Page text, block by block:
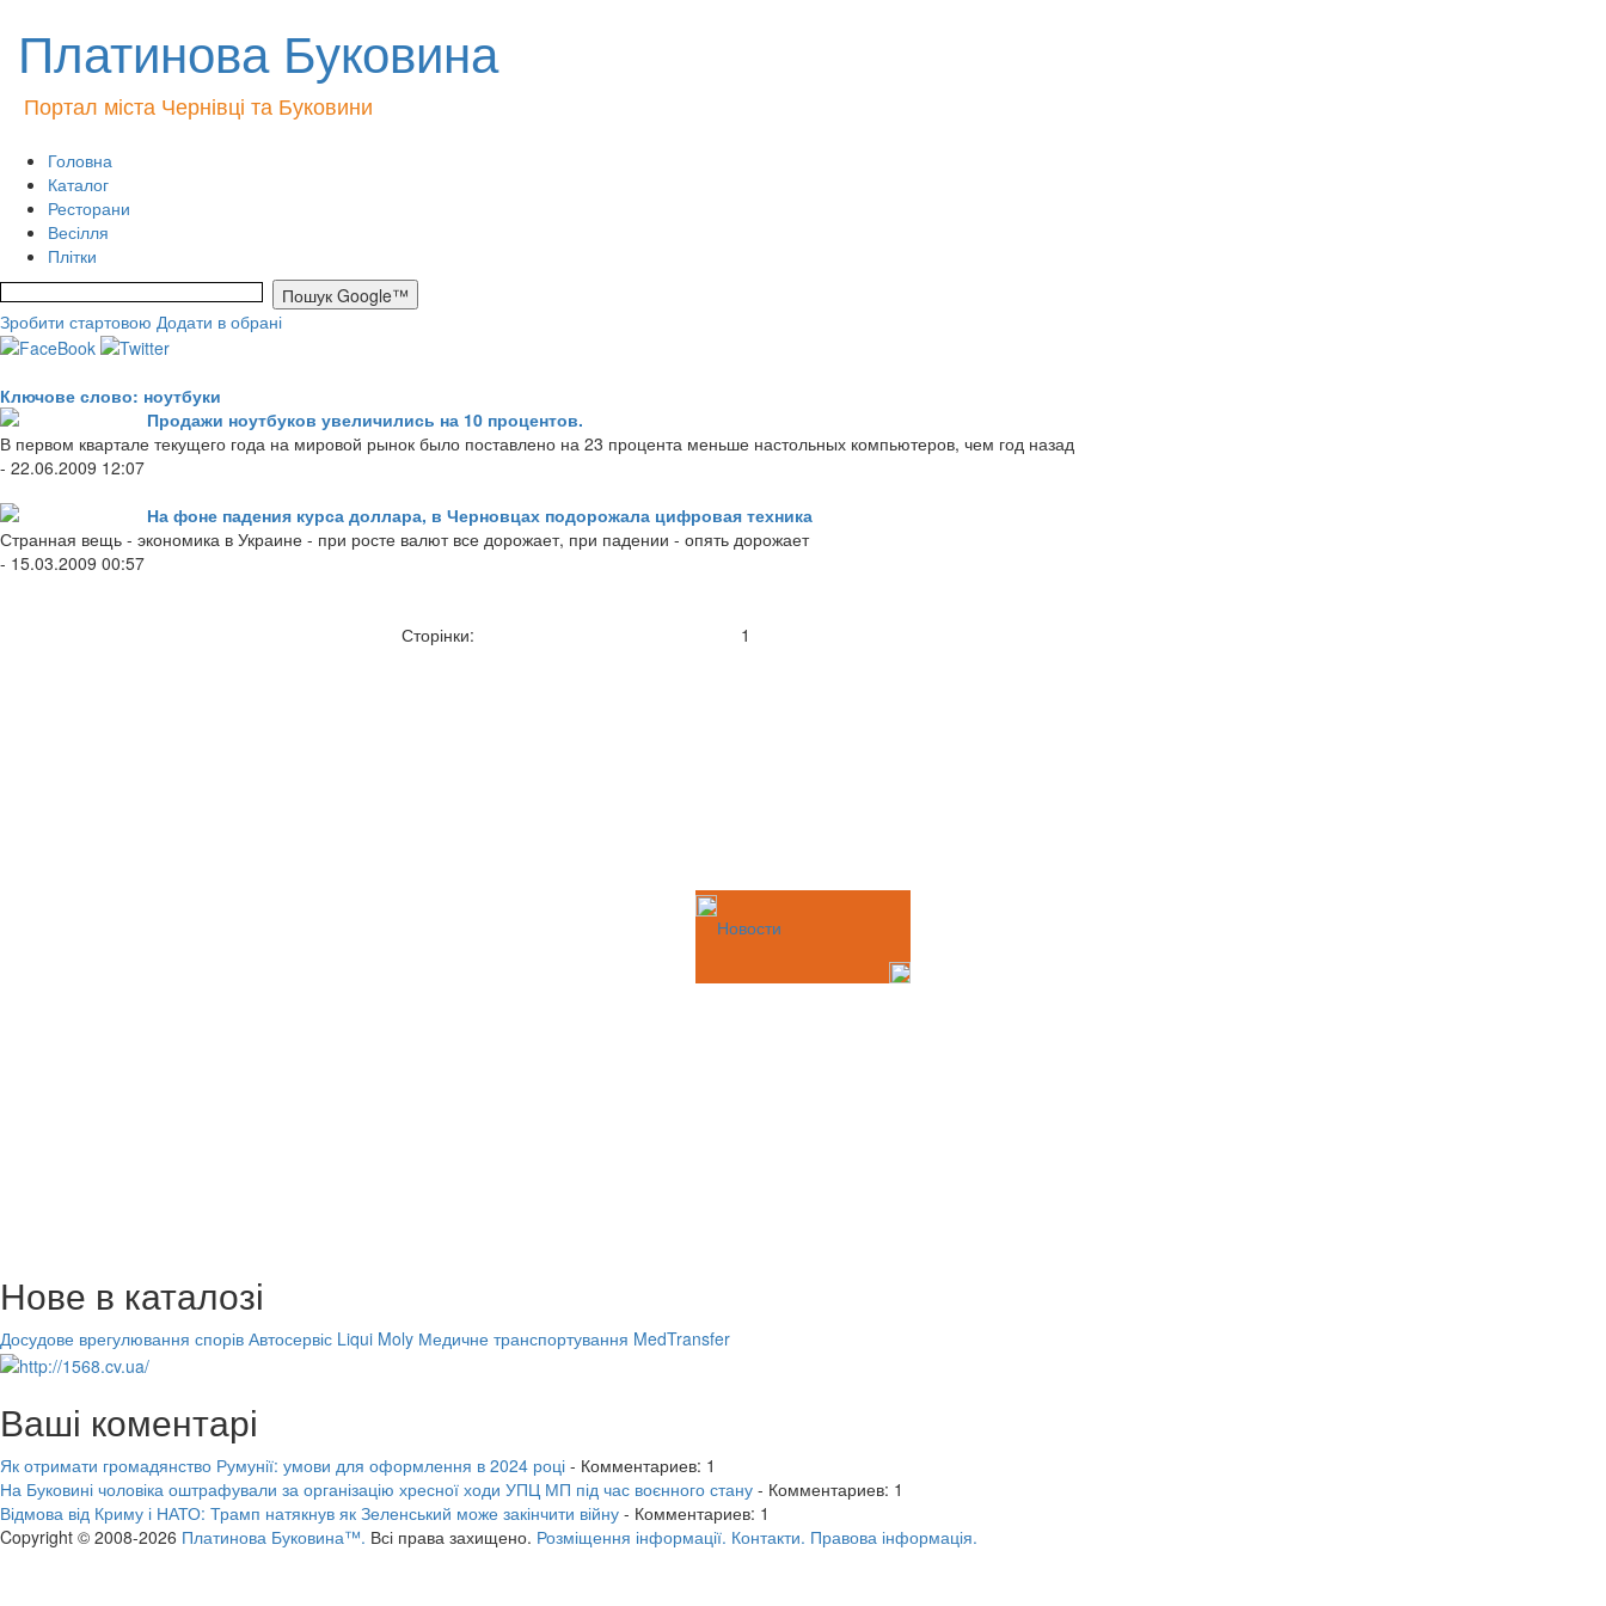
Платинова Буковина
Портал міста Чернівці та Буковини
Головна
Каталог
Ресторани
Весілля
Плітки
Зробити стартовою Додати в обрані
Ключове слово: ноутбуки
Продажи ноутбуков увеличились на 10 процентов.
В первом квартале текущего года на мировой рынок было поставлено на 23 процента меньше настольных компьютеров, чем год назад
- 22.06.2009 12:07
На фоне падения курса доллара, в Черновцах подорожала цифровая техника
Странная вещь - экономика в Украине - при росте валют все дорожает, при падении - опять дорожает
- 15.03.2009 00:57
Сторінки: 1
Новости
Нове в каталозі
Досудове врегулювання спорів Автосервіс Liqui Moly Медичне транспортування MedTransfer
Ваші коментарі
Як отримати громадянство Румунії: умови для оформлення в 2024 році - Комментариев: 1
На Буковині чоловіка оштрафували за організацію хресної ходи УПЦ МП під час воєнного стану - Комментариев: 1
Відмова від Криму і НАТО: Трамп натякнув як Зеленський може закінчити війну - Комментариев: 1
Copyright © 2008-2026 Платинова Буковина™. Всі права захищено. Розміщення інформації. Контакти. Правова інформація.